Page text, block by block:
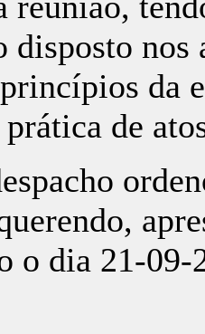
disposto nos
da
de
o dia 21-09-